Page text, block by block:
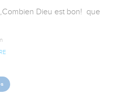
Dieu est bon!  que